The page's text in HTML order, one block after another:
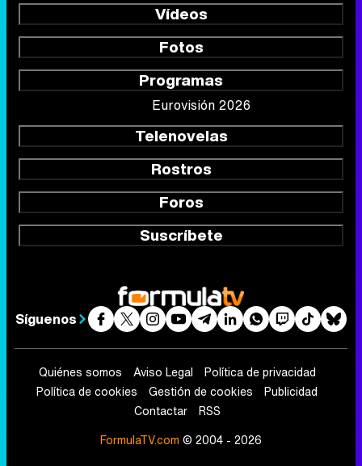
Vídeos
Fotos
Programas
Eurovisión 2026
Telenovelas
Rostros
Foros
Suscríbete
Síguenos
Quiénes somos Aviso Legal
Política de privacidad
Política de cookies
Gestión de cookies
Publicidad
Contactar
RSS
FormulaTV.com © 2004 - 2026